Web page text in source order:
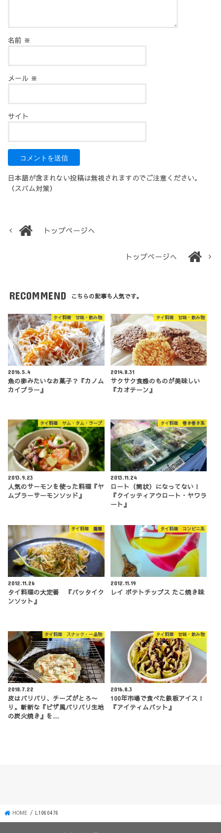
名前 ※
メール ※
サイト
日本語が含まれない投稿は無視されますのでご注意ください。
（スパム対策）
トップページへ
トップページへ
RECOMMEND こちらの記事も人気です。
タイ料理 甘味・飲み物
2016.5.4
魚の卵みたいなお菓子？『カノム
カイプラー』
タイ料理 甘味・飲み物
2014.8.31
サクサク食感のものが美味しい
『カオテーン』
タイ料理 ヤム・タム・ラープ
2013.9.23
人気のサーモンを使った料理『ヤ
ムプラーサーモンソッド』
タイ料理 巻き巻き系
2013.11.24
ロート（筒状）になってない！
『クイッティアウロート・ヤワラ
ート』
タイ料理 麺類
2012.11.26
タイ料理の大定番 『パッタイク
ンソット』
タイ料理 コンビニ系
2012.11.19
レイ ポテトチップス たこ焼き味
タイ料理 スナック・一品物
2018.7.22
皮はパリパリ、チーズがとろ〜
り。斬新な『ピザ風パリパリ生地
の炭火焼き』を…
タイ料理 甘味・飲み物
2016.8.3
100年市場で食べた鉄板アイス！
『アイティムパット』
HOME L1060476